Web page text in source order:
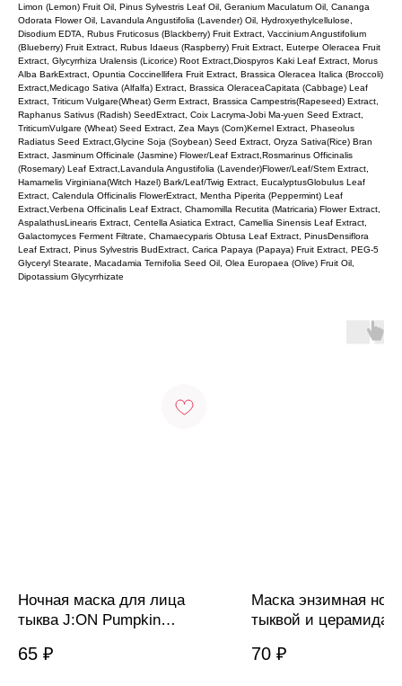
Limon (Lemon) Fruit Oil, Pinus Sylvestris Leaf Oil, Geranium Maculatum Oil, Cananga
Odorata Flower Oil, Lavandula Angustifolia (Lavender) Oil, Hydroxyethylcellulose,
Disodium EDTA, Rubus Fruticosus (Blackberry) Fruit Extract, Vaccinium Angustifolium
(Blueberry) Fruit Extract, Rubus Idaeus (Raspberry) Fruit Extract, Euterpe Oleracea Fruit
Extract, Glycyrrhiza Uralensis (Licorice) Root Extract,Diospyros Kaki Leaf Extract, Morus
Alba BarkExtract, Opuntia Coccinellifera Fruit Extract, Brassica Oleracea Italica (Broccoli)
Extract,Medicago Sativa (Alfalfa) Extract, Brassica OleraceaCapitata (Cabbage) Leaf
Extract, Triticum Vulgare(Wheat) Germ Extract, Brassica Campestris(Rapeseed) Extract,
Raphanus Sativus (Radish) SeedExtract, Coix Lacryma-Jobi Ma-yuen Seed Extract,
TriticumVulgare (Wheat) Seed Extract, Zea Mays (Corn)Kernel Extract, Phaseolus
Radiatus Seed Extract,Glycine Soja (Soybean) Seed Extract, Oryza Sativa(Rice) Bran
Extract, Jasminum Officinale (Jasmine) Flower/Leaf Extract,Rosmarinus Officinalis
(Rosemary) Leaf Extract,Lavandula Angustifolia (Lavender)Flower/Leaf/Stem Extract,
Hamamelis Virginiana(Witch Hazel) Bark/Leaf/Twig Extract, EucalyptusGlobulus Leaf
Extract, Calendula Officinalis FlowerExtract, Mentha Piperita (Peppermint) Leaf
Extract,Verbena Officinalis Leaf Extract, Chamomilla Recutita (Matricaria) Flower Extract,
AspalathusLinearis Extract, Centella Asiatica Extract, Camellia Sinensis Leaf Extract,
Galactomyces Ferment Filtrate, Chamaecyparis Obtusa Leaf Extract, PinusDensiflora
Leaf Extract, Pinus Sylvestris BudExtract, Carica Papaya (Papaya) Fruit Extract, PEG-5
Glyceryl Stearate, Macadamia Ternifolia Seed Oil, Olea Europaea (Olive) Fruit Oil,
Dipotassium Glycyrrhizate
Ночная маска для лица
тыква J:ON Pumpkin
Pack, 5 мл
65 ₽
Маска энзимная
тыквой и
sleeping pack, 2 мл
70 ₽